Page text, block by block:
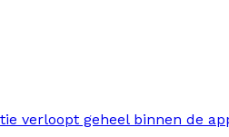
verloopt geheel binnen de